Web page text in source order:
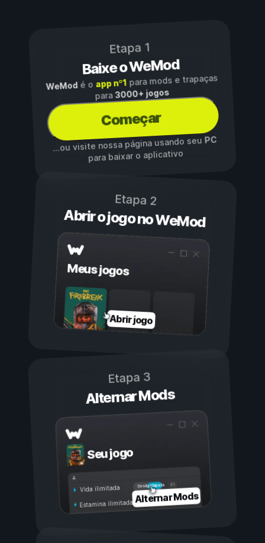
Etapa 1
Baixe o WeMod
WeModé o app nº1para mods e trapaças
para3000+ jogos
Começar
...ou visite nossa página usando seuPC
para baixar o aplicativo
Etapa 2
Abrir o jogo no WeMod
Meus jogos
Abrir jogo
Etapa 3
Alternar Mods
Seu jogo
Ligada
Desligada
Vida ilimitada
Estamina ilimitadaAlternar Mods